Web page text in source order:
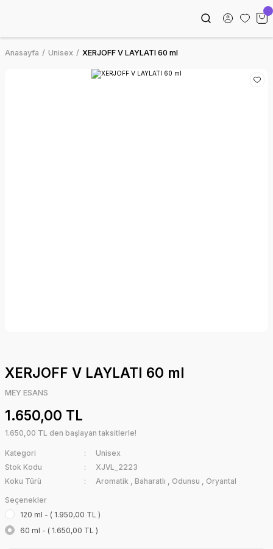
Anasayfa Unisex XERJOFF V LAYLATI 60 ml
XERJOFF V LAYLATI 60 ml
MEY ESANS
1.650,00 TL
1.650,00 TL den başlayan taksitlerle!
Kategori
Unisex
Stok Kodu
XJVL_2223
Koku Türü
Aromatik , Baharatlı , Odunsu , Oryantal
Seçenekler
120 ml - ( 1.950,00 TL )
60 ml - ( 1.650,00 TL )